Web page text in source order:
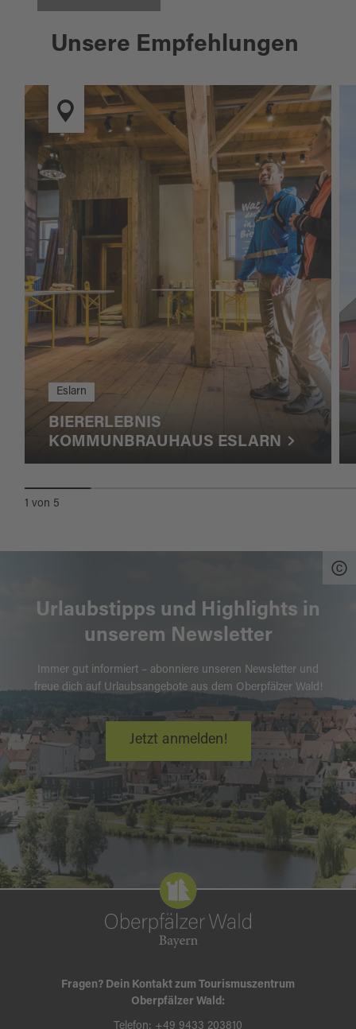
Unsere Empfehlungen
Eslarn
BIERERLEBNIS
KOMMUNBRAUHAUS ESLARN
1 von 5
Urlaubstipps und Highlights in
unserem Newsletter
Immer gut informiert – abonniere unseren Newsletter und
freue dich auf Urlaubsangebote aus dem Oberpfälzer Wald!
Jetzt anmelden!
Fragen? Dein Kontakt zum Tourismuszentrum
Oberpfälzer Wald: